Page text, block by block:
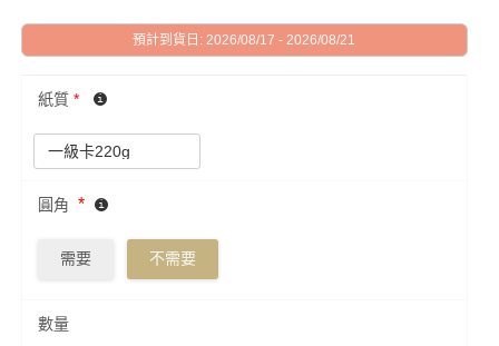
預計到貨日: 2026/08/17 - 2026/08/21
紙質 *
圓角 *
需要 不需要
數量